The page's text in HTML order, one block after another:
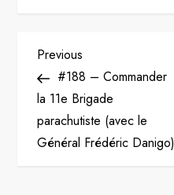
N
a
v
i
Previous
Post
Previous
#188 – Commander
la 11e Brigade
parachutiste (avec le
Général Frédéric Danigo)